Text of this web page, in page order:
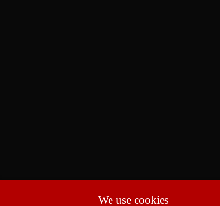
We use cookies